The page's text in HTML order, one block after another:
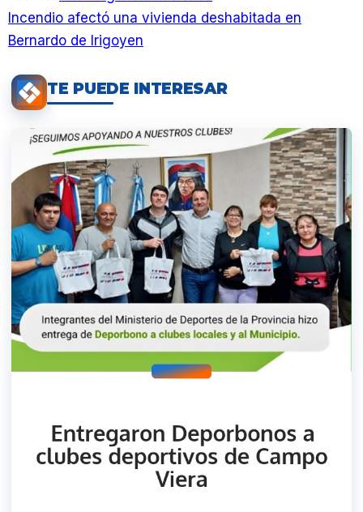
Incendio afectó una vivienda deshabitada en
Bernardo de Irigoyen
TE PUEDE INTERESAR